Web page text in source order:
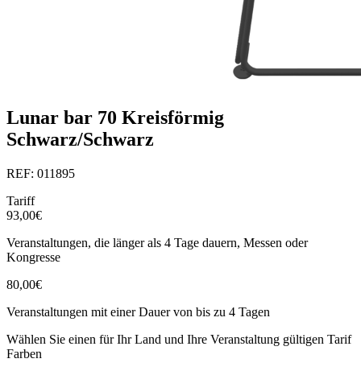
Lunar bar 70 Kreisförmig
Schwarz/Schwarz
REF: 011895
Tariff
93,00€
Veranstaltungen, die länger als 4 Tage dauern, Messen oder
Kongresse
80,00€
Veranstaltungen mit einer Dauer von bis zu 4 Tagen
Wählen Sie einen für Ihr Land und Ihre Veranstaltung gültigen Tarif
Farben